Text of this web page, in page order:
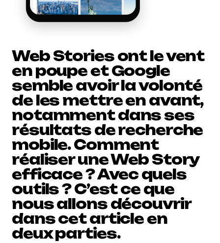
Web Stories ont le vent
en poupe et Google
semble avoir la volonté
de les mettre en avant,
notamment dans ses
résultats de recherche
mobile. Comment
réaliser une Web Story
efficace ? Avec quels
outils ? C’est ce que
nous allons découvrir
dans cet article en
deux parties.